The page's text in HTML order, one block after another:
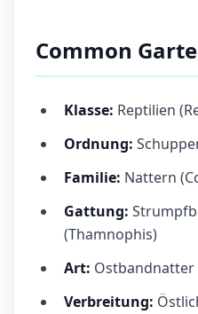
Common
Klasse: Reptilien
Ordnung:
Familie: Nattern
Gattung:
(Thamnophis)
Art: Ostbandnatter
Verbreitung: